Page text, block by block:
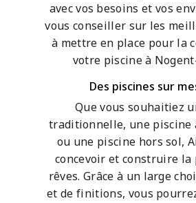
avec vos besoins et vos
vous conseiller sur les
à mettre en place pour la
votre piscine à
Des piscines sur
Que vous souhaitiez
traditionnelle, une piscine
ou une piscine hors sol,
concevoir et construire la
rêves. Grâce à un large
et de finitions, vous